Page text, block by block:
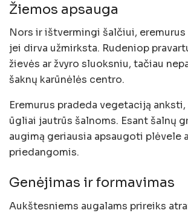
Žiemos apsauga
Nors ir ištvermingi šalčiui,
jei dirva užmirksta. Rudeniop
žievės ar žvyro sluoksniu, tačiau
šaknų karūnėlės centro.
Eremurus pradeda vegetaciją
ūgliai jautrūs šalnoms. Esant šalnų
augimą geriausia apsaugoti plėvele
priedangomis.
Genėjimas ir formavimas
Aukštesniems augalams prireiks